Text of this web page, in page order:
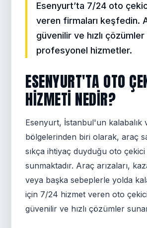
Esenyurt’ta 7/24 oto
veren firmaları keşfedin.
güvenilir ve hızlı çözümler
profesyonel hizmetler.
ESENYURT'TA OTO
HIZMETI NEDIR?
Esenyurt, İstanbul'un kalabalık
bölgelerinden biri olarak, araç
sıkça ihtiyaç duyduğu oto
sunmaktadır. Araç arızaları,
veya başka sebeplerle yolda
için 7/24 hizmet veren oto
güvenilir ve hızlı çözümler